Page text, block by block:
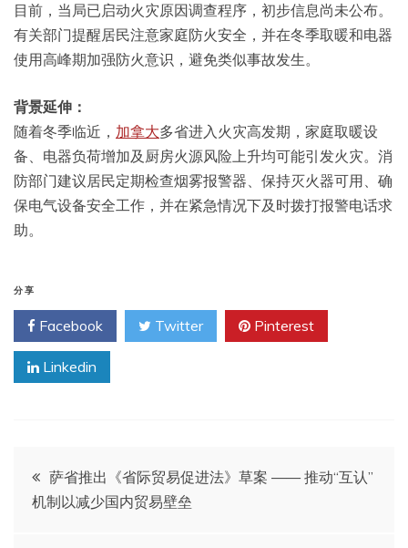
目前，当局已启动火灾原因调查程序，初步信息尚未公布。
有关部门提醒居民注意家庭防火安全，并在冬季取暖和电器
使用高峰期加强防火意识，避免类似事故发生。
背景延伸：
随着冬季临近， 加拿大多省进入火灾高发期，家庭取暖设
备、电器负荷增加及厨房火源风险上升均可能引发火灾。消
防部门建议居民定期检查烟雾报警器、保持灭火器可用、确
保电气设备安全工作，并在紧急情况下及时拨打报警电话求
助。
分享
Facebook Twitter Pinterest
Linkedin
文
章
萨省推出《省际贸易促进法》草案 —— 推动“互认”
机制以减少国内贸易壁垒